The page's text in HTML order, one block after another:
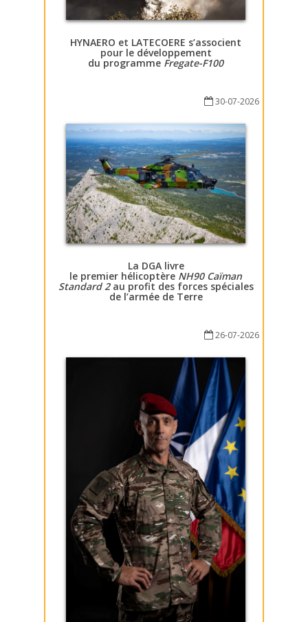
HYNAERO et LATECOERE s’associent
pour le développement
du programme Fregate-F100
30-07-2026
La DGA livre
le premier hélicoptère NH90 Caïman
Standard 2au profit des forces spéciales
de l’armée de Terre
26-07-2026